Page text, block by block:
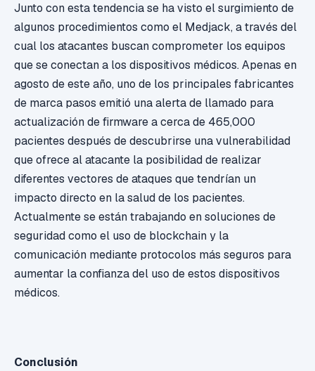
Junto con esta tendencia se ha visto el surgimiento de
algunos procedimientos como el Medjack, a través del
cual los atacantes buscan comprometer los equipos
que se conectan a los dispositivos médicos. Apenas en
agosto de este año, uno de los principales fabricantes
de marca pasos emitió una alerta de llamado para
actualización de firmware a cerca de 465,000
pacientes después de descubrirse una vulnerabilidad
que ofrece al atacante la posibilidad de realizar
diferentes vectores de ataques que tendrían un
impacto directo en la salud de los pacientes.
Actualmente se están trabajando en soluciones de
seguridad como el uso de blockchain y la
comunicación mediante protocolos más seguros para
aumentar la confianza del uso de estos dispositivos
médicos.
Conclusión